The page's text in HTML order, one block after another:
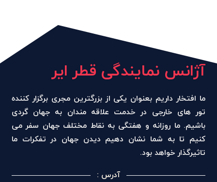
آژانس نمایندگی قطر ایر
ما افتخار داریم بعنوان یکی از بزرگترین مجری برگزار کننده
تور های خارجی در خدمت علاقه مندان به جهان گردی
باشیم. ما روزانه و هفتگی به نقاط مختلف جهان سفر می
کنیم تا به شما نشان دهیم دیدن جهان در تفکرات ما
تاثیرگذار خواهد بود.
آدرس :